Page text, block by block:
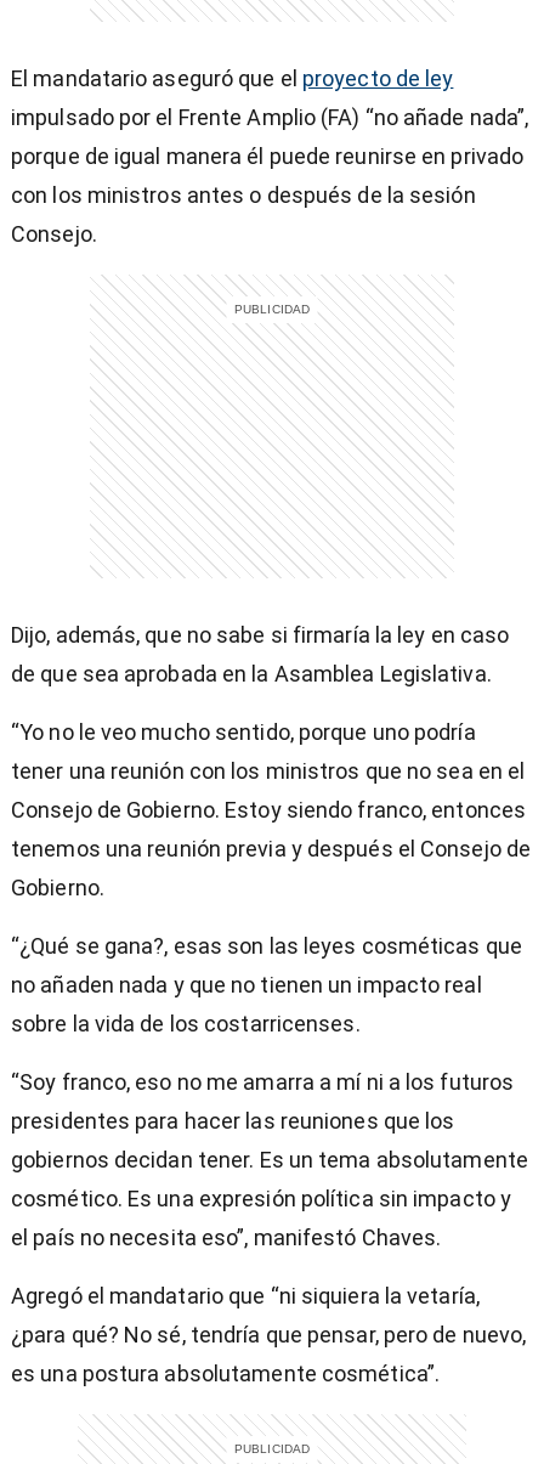
El mandatario aseguró que el proyecto de ley
impulsado por el Frente Amplio (FA) “no añade nada”,
porque de igual manera él puede reunirse en privado
con los ministros antes o después de la sesión
Consejo.
Dijo, además, que no sabe si firmaría la ley en caso
de que sea aprobada en la Asamblea Legislativa.
“Yo no le veo mucho sentido, porque uno podría
tener una reunión con los ministros que no sea en el
Consejo de Gobierno. Estoy siendo franco, entonces
tenemos una reunión previa y después el Consejo de
Gobierno.
“¿Qué se gana?, esas son las leyes cosméticas que
no añaden nada y que no tienen un impacto real
sobre la vida de los costarricenses.
“Soy franco, eso no me amarra a mí ni a los futuros
presidentes para hacer las reuniones que los
gobiernos decidan tener. Es un tema absolutamente
cosmético. Es una expresión política sin impacto y
el país no necesita eso”, manifestó Chaves.
Agregó el mandatario que “ni siquiera la vetaría,
¿para qué? No sé, tendría que pensar, pero de nuevo,
es una postura absolutamente cosmética”.